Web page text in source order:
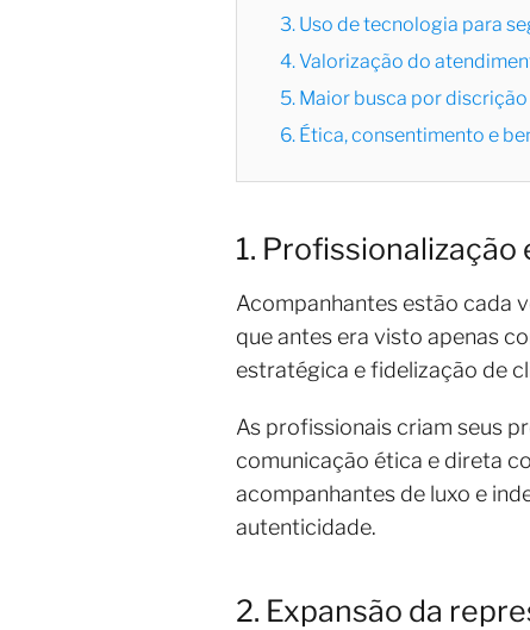
3. Uso de tecnologia para
4. Valorização do
5. Maior busca por
6. Ética, consentimento e
1.
Acompanhantes estão cada
que antes era visto apenas
estratégica e fidelização de
As profissionais criam seus
comunicação ética e direta
acompanhantes de luxo e
autenticidade.
2. Expansão da